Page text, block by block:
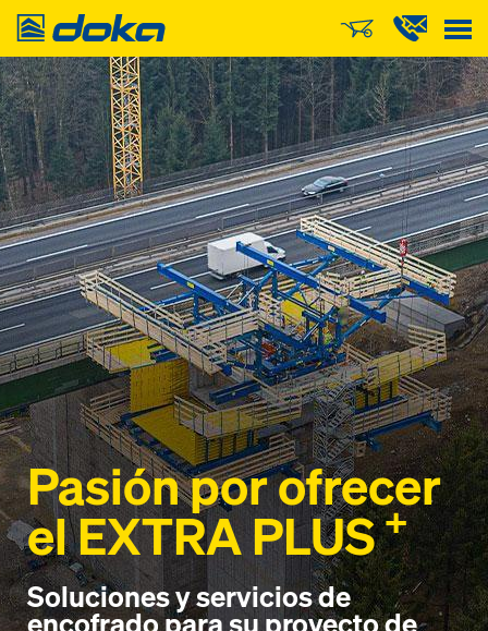
Doka
Pasión por ofrecer
el EXTRA PLUS+
Soluciones y servicios de
encofrado para su proyecto de